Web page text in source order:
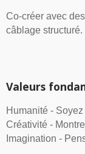
Co-créer avec
câblage structuré.
Valeurs
Humanité -
Créativité -
Imagination -